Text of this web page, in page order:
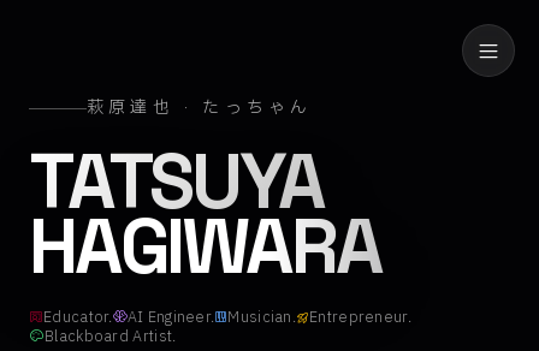
萩原達也 · たっちゃん
萩原達也（た
TATSUYA
HAGIWARA
Educator. AI Engineer. Musician.
Entrepreneur.
Blackboard Artist.